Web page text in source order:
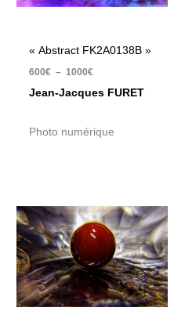
« Abstract FK2A0138B »
600€ – 1000€
Jean-Jacques FURET
Photo numérique
prix :
600€
à
1000€